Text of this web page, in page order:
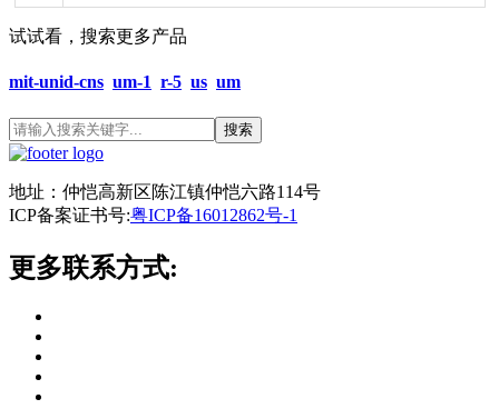
试试看，搜索更多产品
mit-unid-cns um-1 r-5 us um
搜索
地址：仲恺高新区陈江镇仲恺六路114号
ICP备案证书号:粤ICP备16012862号-1
更多联系方式: